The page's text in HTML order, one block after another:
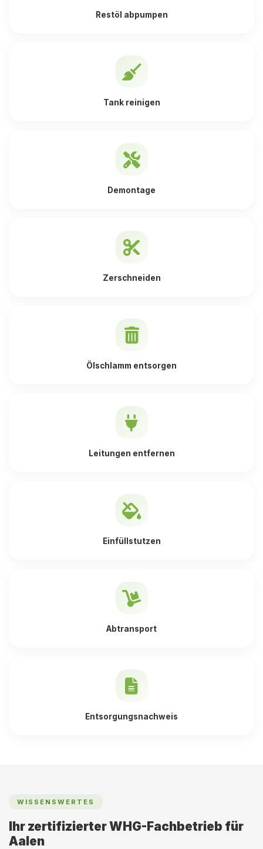
Restöl abpumpen
Tank reinigen
Demontage
Zerschneiden
Ölschlamm entsorgen
Leitungen entfernen
Einfüllstutzen
Abtransport
Entsorgungsnachweis
WISSENSWERTES
Ihr zertifizierter WHG-Fachbetrieb für
Aalen